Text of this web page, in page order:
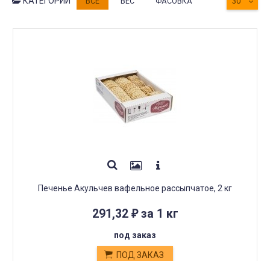
Печенье Акульчев вафельное рассыпчатое, 2 кг
291,32 ₽за 1 кг
под заказ
ПОД ЗАКАЗ